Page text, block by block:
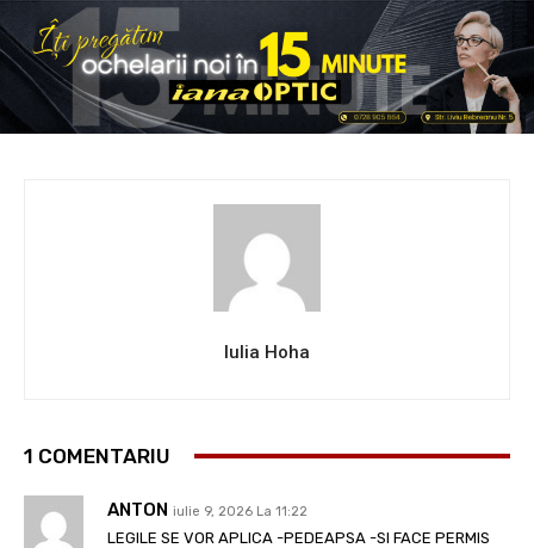
Iulia Hoha
1 COMENTARIU
ANTON iulie 9, 2026 La 11:22
LEGILE SE VOR APLICA -PEDEAPSA -SI FACE PERMIS